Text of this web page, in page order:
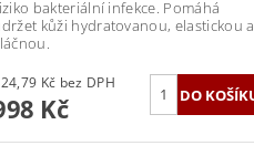
bakteriální infekce. Pomáhá
kůži hydratovanou, elastickou a
824,79 Kč bez DPH
Kč